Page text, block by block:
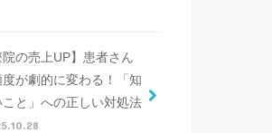
院の売上UP】患者さん
が劇的に変わる！「知
こと」への正しい対処法